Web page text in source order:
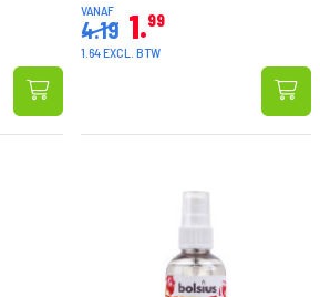
VANAF
4.19 1 99
1.64 EXCL. BTW